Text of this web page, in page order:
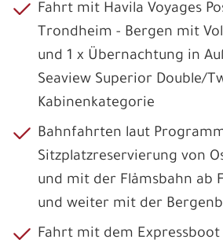
Fahrt mit Havila Voyages
Trondheim - Bergen mit
und 1 x Übernachtung in
Seaview Superior Double/
Kabinenkategorie
Bahnfahrten laut
Sitzplatzreservierung von
und mit der Flåmsbahn ab
und weiter mit der
Fahrt mit dem Expressboot